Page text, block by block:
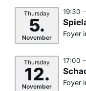
Thursday
5.
November
19:30
Foyer
Thursday
12.
November
17:00
Foyer